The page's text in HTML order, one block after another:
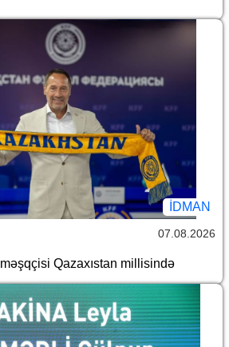
İDMAN
07.08.2026
Qazaxıstan millisində